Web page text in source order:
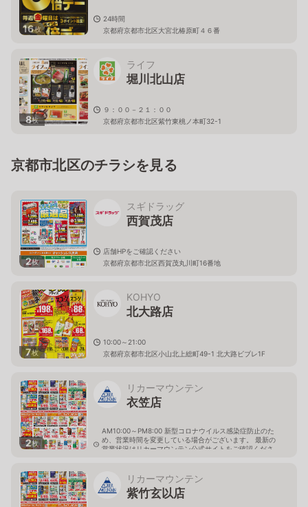
16枚
24時間
京都府京都市北区大宮北椿原町４６番
8枚
ライフ
堀川北山店
９：００－２１：００
京都府京都市北区紫竹東桃ノ本町32-1
京都市北区のチラシを見る
2枚
スギドラッグ
西賀茂店
店舗HPをご確認ください
京都府京都市北区西賀茂丸川町16番地
7枚
KOHYO
北大路店
10:00～21:00
京都府京都市北区小山北上総町49-1 北大路ビブレ1F
2枚
リカーマウンテン
衣笠店
AM10:00～PM8:00 新型コロナウイルス感染症防止のた
め、営業時間を変更している場合がございます。 最新の
営業状況はリカーマウンテン公式サイトをご確認くださ
リカーマウンテン
紫竹玄以店